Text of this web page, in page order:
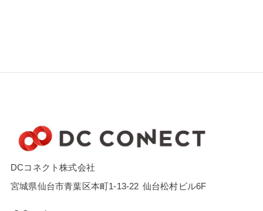
DCコネクト株式会社
宮城県仙台市青葉区本町1-13-22 仙台松村ビル6F